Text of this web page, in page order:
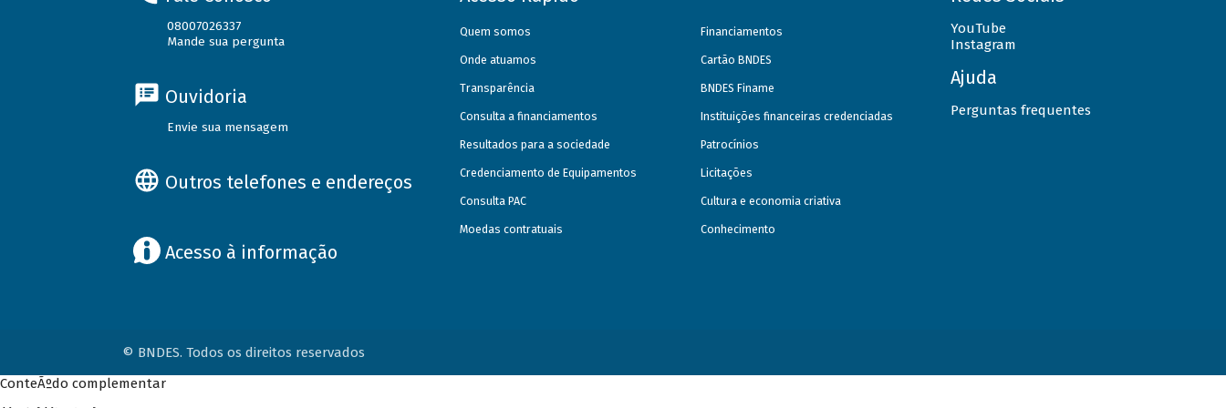
08007026337
Mande sua pergunta
Ouvidoria
Envie sua mensagem
Outros telefones e endereços
Acesso à informação
Quem somos
Onde atuamos
Transparência
Consulta a financiamentos
Resultados para a sociedade
Credenciamento de Equipamentos
Consulta PAC
Moedas contratuais
Financiamentos
Cartão BNDES
BNDES Finame
Instituições financeiras credenciadas
Patrocínios
Licitações
Cultura e economia criativa
Conhecimento
YouTube
Instagram
Ajuda
Perguntas frequentes
© BNDES. Todos os direitos reservados
ConteÃºdo complementar